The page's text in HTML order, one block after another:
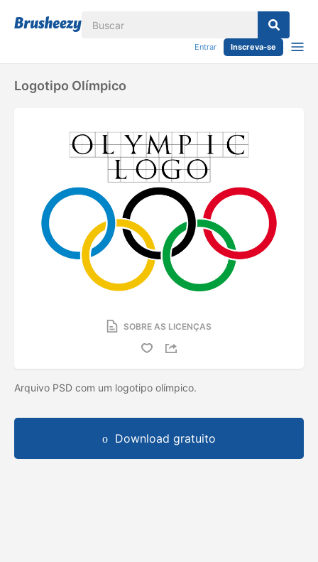
Entrar Inscreva-se
Logotipo Olímpico
SOBRE AS LICENÇAS
Arquivo PSD com um logotipo olímpico.
Download gratuito